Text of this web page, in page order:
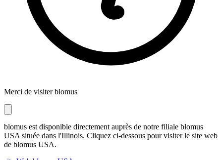
Merci de visiter blomus
blomus est disponible directement auprès de notre filiale blomus
USA située dans l'Illinois. Cliquez ci-dessous pour visiter le site web
de blomus USA.